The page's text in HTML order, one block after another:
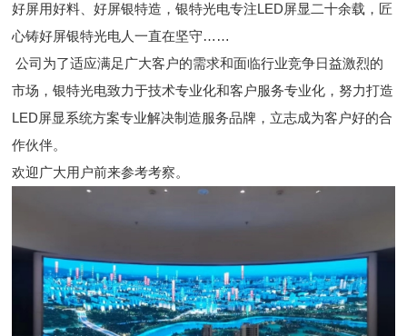
好屏用好料、好屏银特造，银特光电专注LED屏显二十余载，匠
心铸好屏银特光电人一直在坚守……
公司为了适应满足广大客户的需求和面临行业竞争日益激烈的
市场，银特光电致力于技术专业化和客户服务专业化，努力打造
LED屏显系统方案专业解决制造服务品牌，立志成为客户好的合
作伙伴。
欢迎广大用户前来参考考察。